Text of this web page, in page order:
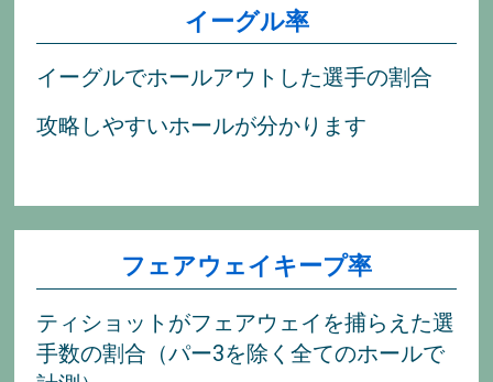
イーグル率
イーグルでホールアウトした選手の割合
攻略しやすいホールが分かります
フェアウェイキープ率
ティショットがフェアウェイを捕らえた選
手数の割合（パー3を除く全てのホールで